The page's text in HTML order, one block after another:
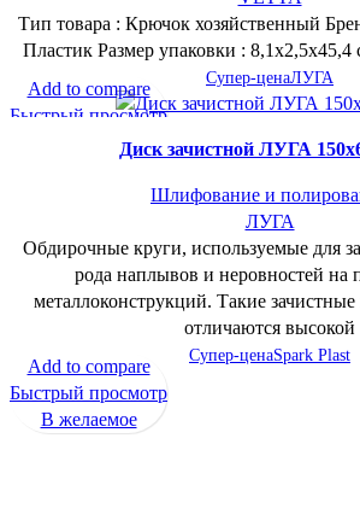
Тип товара : Крючок хозяйственный
Пластик Размер упаковки : 8,1х2,5х45,4
Супер-ценаЛУГА
Add to compare
Быстрый просмотр
В желаемоеДиск зачистной ЛУГА
Шлифование и
ЛУГА
Обдирочные круги, используемые для
рода наплывов и неровностей на
металлоконструкций. Такие зачистные
отличаются высокой
Супер-ценаSpark Plast
Add to compare
Быстрый просмотр
В желаемое